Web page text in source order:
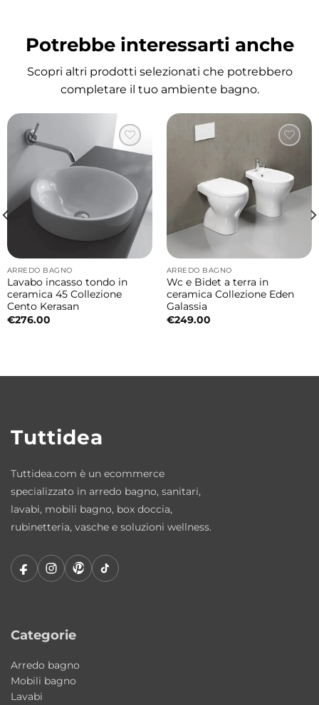
configurazioni progettuali per adattarsi alle
esigenze dello spazio disponibile.
• Vasca in nicchia
• Vasca angolare destra
• Vasca angolare sinistra
• Vasca centro parete
Questa flessibilità permette di valorizzare al
meglio qualsiasi ambiente bagno,
mantenendo un’estetica ordinata e
contemporanea.
Idromassaggio per il relax quotidiano
Versione Idromassaggio IDRO+
• Sonda di livello
• Motore Whirlpool da 1 Cv / 1 Hp
• Motore Airpool 650 Watt
• Sonda di livello
La versione IDRO-TECNO abbina il
massaggio Whirlpool alla tecnologia Airpool,
Potrebbe interessarti anche
Scopri altri prodotti selezionati che potrebbero
completare il tuo ambiente bagno.
ARREDO BAGNO
Lavabo incasso tondo in
ceramica 45 Collezione
Cento Kerasan
€276.00
ARREDO BAGNO
Wc e Bidet a terra in
ceramica Collezione Eden
Galassia
€249.00
Tuttidea
Tuttidea.com è un ecommerce
specializzato in arredo bagno, sanitari,
lavabi, mobili bagno, box doccia,
rubinetteria, vasche e soluzioni wellness.
Categorie
Arredo bagno
Mobili bagno
Lavabi